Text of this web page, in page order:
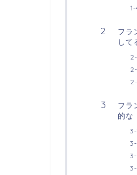
フラ
して
フラ
的な